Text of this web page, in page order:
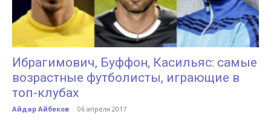
Кыргызстана
Ибрагимович, Буффон, Касильяс: самые
возрастные футболисты, играющие в
топ-клубах
Айдар Айбеков - 06 апреля 2017